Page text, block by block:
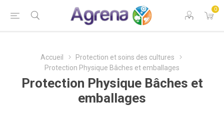
0
Accueil
Protection et soins des cultures
Protection Physique Bâches et emballages
Protection Physique Bâches et
emballages